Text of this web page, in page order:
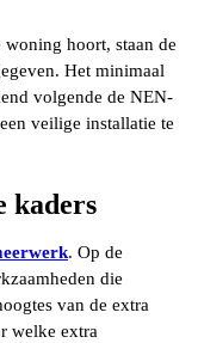
hoort, staan de
Het minimaal
volgende de NEN-
veilige installatie te
kaders
. Op de
die
van de extra
welke extra